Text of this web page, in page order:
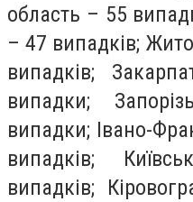
область – 55
– 47 випадків;
випадків;
випадки;
випадки; Івано-
випадків;
випадків;